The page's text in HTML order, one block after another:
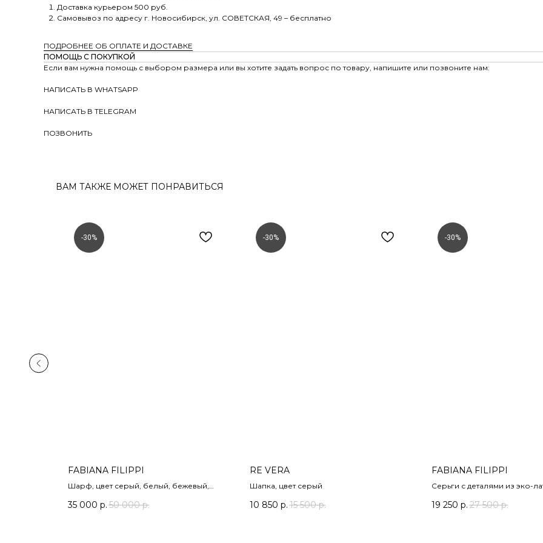
Доставка курьером 500 руб.
Самовывоз по адресу г. Новосибирск, ул. СОВЕТСКАЯ, 49 – бесплатно
ПОДРОБНЕЕ ОБ ОПЛАТЕ И ДОСТАВКЕ
ПОМОЩЬ С ПОКУПКОЙ
Если вам нужна помощь с выбором размера или вы хотите задать вопрос по товару, напишите или позвоните нам:
НАПИСАТЬ В WHATSAPP
НАПИСАТЬ В TELEGRAM
ПОЗВОНИТЬ
ВАМ ТАКЖЕ МОЖЕТ ПОНРАВИТЬСЯ
-30%
FABIANA FILIPPI
Шарф, цвет серый, белый, бежевый,
35 000 р. 50 000 р.
-30%
RE VERA
Шапка, цвет серый
10 850 р. 15 500 р.
-30%
FABIANA FILIPPI
Серьги с деталями из эко-
19 250 р. 27 500 р.